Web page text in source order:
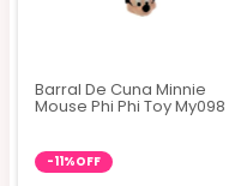
Barral De Cuna Minnie
Mouse Phi Phi Toy My098
-11%OFF